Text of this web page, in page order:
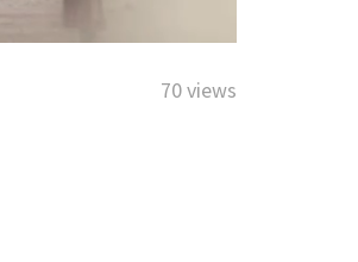
70 views